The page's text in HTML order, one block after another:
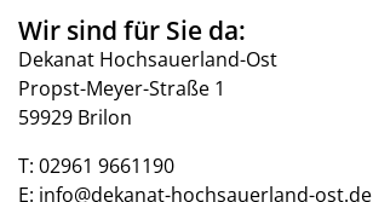
Wir sind für Sie da:
Dekanat Hochsauerland-Ost
Propst-Meyer-Straße 1
59929 Brilon
T: 02961 9661190
E: info@dekanat-hochsauerland-ost.de